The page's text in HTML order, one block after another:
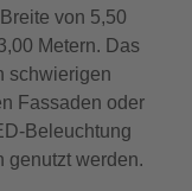
von 5,50
Metern. Das
schwierigen
Fassaden oder
Beleuchtung
genutzt werden.